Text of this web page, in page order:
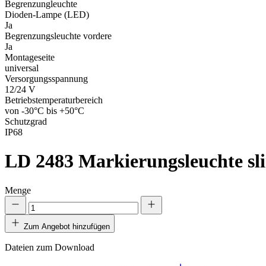
Begrenzungleuchte
Dioden-Lampe (LED)
Ja
Begrenzungsleuchte vordere
Ja
Montageseite
universal
Versorgungsspannung
12/24 V
Betriebstemperaturbereich
von -30°C bis +50°C
Schutzgrad
IP68
LD 2483 Markierungsleuchte
Menge
Zum Angebot hinzufügen
Dateien zum Download